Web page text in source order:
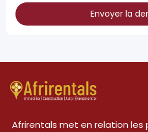
Envoyer la
Afrirentals met en relation les